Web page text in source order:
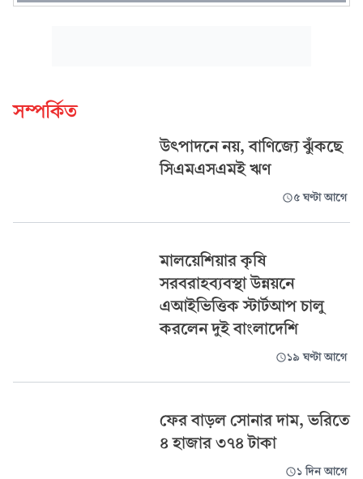
সম্পর্কিত
উৎপাদনে নয়, বাণিজ্যে ঝুঁকছে
সিএমএসএমই ঋণ
৫ ঘণ্টা আগে
মালয়েশিয়ার কৃষি
সরবরাহব্যবস্থা উন্নয়নে
এআইভিত্তিক স্টার্টআপ চালু
করলেন দুই বাংলাদেশি
১৯ ঘণ্টা আগে
ফের বাড়ল সোনার দাম, ভরিতে
৪ হাজার ৩৭৪ টাকা
১ দিন আগে